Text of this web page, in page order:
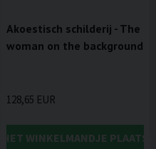
Akoestisch schilderij - The
woman on the background
128,65 EUR
HET WINKELMANDJE